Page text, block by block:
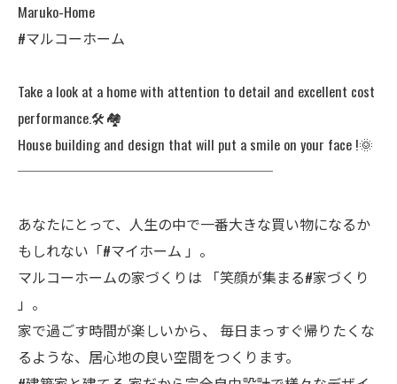
Maruko-Home
#マルコーホーム
Take a look at a home with attention to detail and excellent cost
performance.🛠️🏘️
House building and design that will put a smile on your face !🌞
──────────────────
あなたにとって、人生の中で一番大きな買い物になるか
もしれない「#マイホーム 」。
マルコーホームの家づくりは 「笑顔が集まる#家づくり
」。
家で過ごす時間が楽しいから、 毎日まっすぐ帰りたくな
るような、居心地の良い空間をつくります。